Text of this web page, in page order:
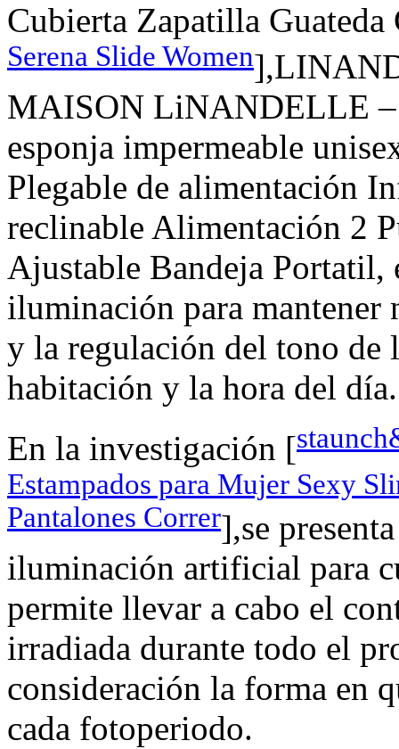
Cubierta Zapatilla
Serena Slide Women
MAISON LiNANDELLE –
esponja impermeable
Plegable de alimentación
reclinable Alimentación 2
Ajustable Bandeja
iluminación para mantener
y la regulación del tono de
habitación y la hora del día.
En la investigación [
Estampados para Mujer Sexy
Pantalones Correr],se
iluminación artificial para
permite llevar a cabo el
irradiada durante todo el
consideración la forma en
cada fotoperiodo.